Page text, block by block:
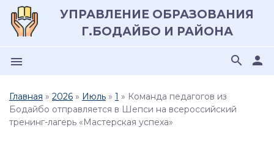
УПРАВЛЕНИЕ ОБРАЗОВАНИЯ
Г.БОДАЙБО И РАЙОНА
menu person
search
Главная » 2026 » Июль » 1 » Команда педагогов из
Бодайбо отправляется в Шепси на всероссийский
тренинг-лагерь «Мастерская успеха»